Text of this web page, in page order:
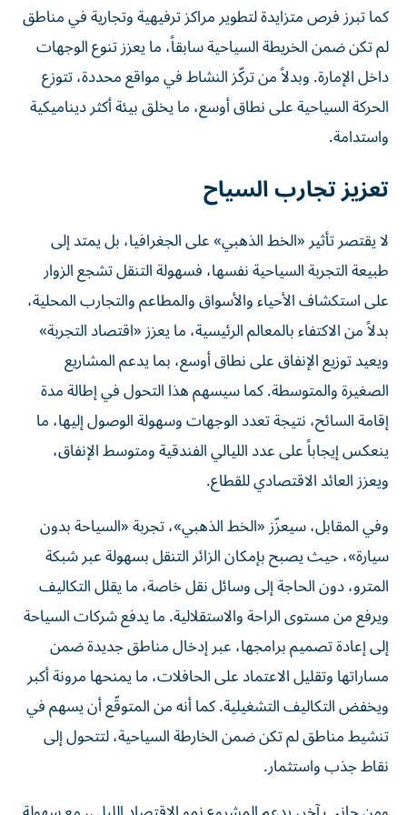
كما تبرز فرص متزايدة لتطوير مراكز ترفيهية وتجارية في مناطق
لم تكن ضمن الخريطة السياحية سابقاً، ما يعزز تنوع الوجهات
داخل الإمارة. وبدلاً من تركّز النشاط في مواقع محددة، تتوزع
الحركة السياحية على نطاق أوسع، ما يخلق بيئة أكثر ديناميكية
واستدامة.
تعزيز تجارب السياح
لا يقتصر تأثير «الخط الذهبي» على الجغرافيا، بل يمتد إلى
طبيعة التجربة السياحية نفسها، فسهولة التنقل تشجع الزوار
على استكشاف الأحياء والأسواق والمطاعم والتجارب المحلية،
بدلاً من الاكتفاء بالمعالم الرئيسية، ما يعزز «اقتصاد التجربة»
ويعيد توزيع الإنفاق على نطاق أوسع، بما يدعم المشاريع
الصغيرة والمتوسطة. كما سيسهم هذا التحول في إطالة مدة
إقامة السائح، نتيجة تعدد الوجهات وسهولة الوصول إليها، ما
ينعكس إيجاباً على عدد الليالي الفندقية ومتوسط الإنفاق،
ويعزز العائد الاقتصادي للقطاع.
وفي المقابل، سيعزّز «الخط الذهبي»، تجربة «السياحة بدون
سيارة»، حيث يصبح بإمكان الزائر التنقل بسهولة عبر شبكة
المترو، دون الحاجة إلى وسائل نقل خاصة، ما يقلل التكاليف
ويرفع من مستوى الراحة والاستقلالية. ما يدفع شركات السياحة
إلى إعادة تصميم برامجها، عبر إدخال مناطق جديدة ضمن
مساراتها وتقليل الاعتماد على الحافلات، ما يمنحها مرونة أكبر
ويخفض التكاليف التشغيلية. كما أنه من المتوقّع أن يسهم في
تنشيط مناطق لم تكن ضمن الخارطة السياحية، لتتحول إلى
نقاط جذب واستثمار.